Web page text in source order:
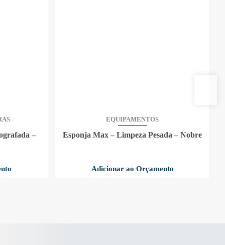
–
EQUIPAMENTOS
Esponja Max – Limpeza Pesada – Nobre
Adicionar ao Orçamento